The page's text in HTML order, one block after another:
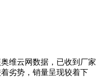
维云网数据，已收到厂家
劣势，销量呈现较着下